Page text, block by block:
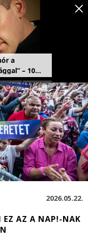
2026.05.22.
EZ AZ A NAP!-NAK
a haza,
kezdődik